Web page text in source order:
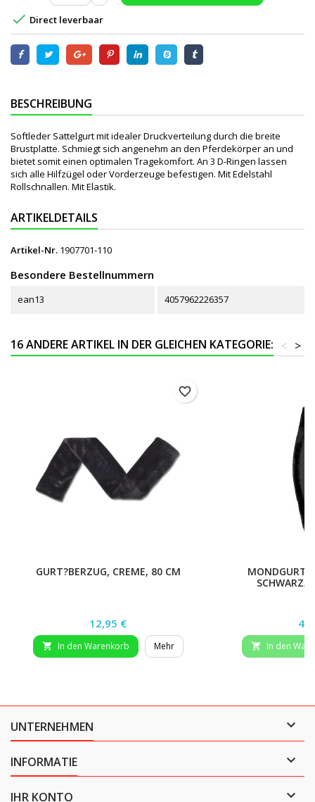
 Direct leverbaar
BESCHREIBUNG
Softleder Sattelgurt mit idealer Druckverteilung durch die breite
Brustplatte. Schmiegt sich angenehm an den Pferdekörper an und
bietet somit einen optimalen Tragekomfort. An 3 D-Ringen lassen
sich alle Hilfzügel oder Vorderzeuge befestigen. Mit Edelstahl
Rollschnallen. Mit Elastik.
ARTIKELDETAILS
Artikel-Nr. 1907701-110
Besondere Bestellnummern
ean13 4057962226357
16 ANDERE ARTIKEL IN DER GLEICHEN KATEGORIE: >
<
GURT?BERZUG, CREME, 80 CM
Preis
12,95 €
 In den Warenkorb Mehr
favorite_border
MONDGURT
SCHWARZ/
 In den
UNTERNEHMEN 
INFORMATIE 
IHR KONTO 